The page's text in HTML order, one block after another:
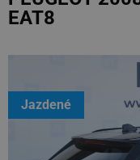
EAT8
Jazdené